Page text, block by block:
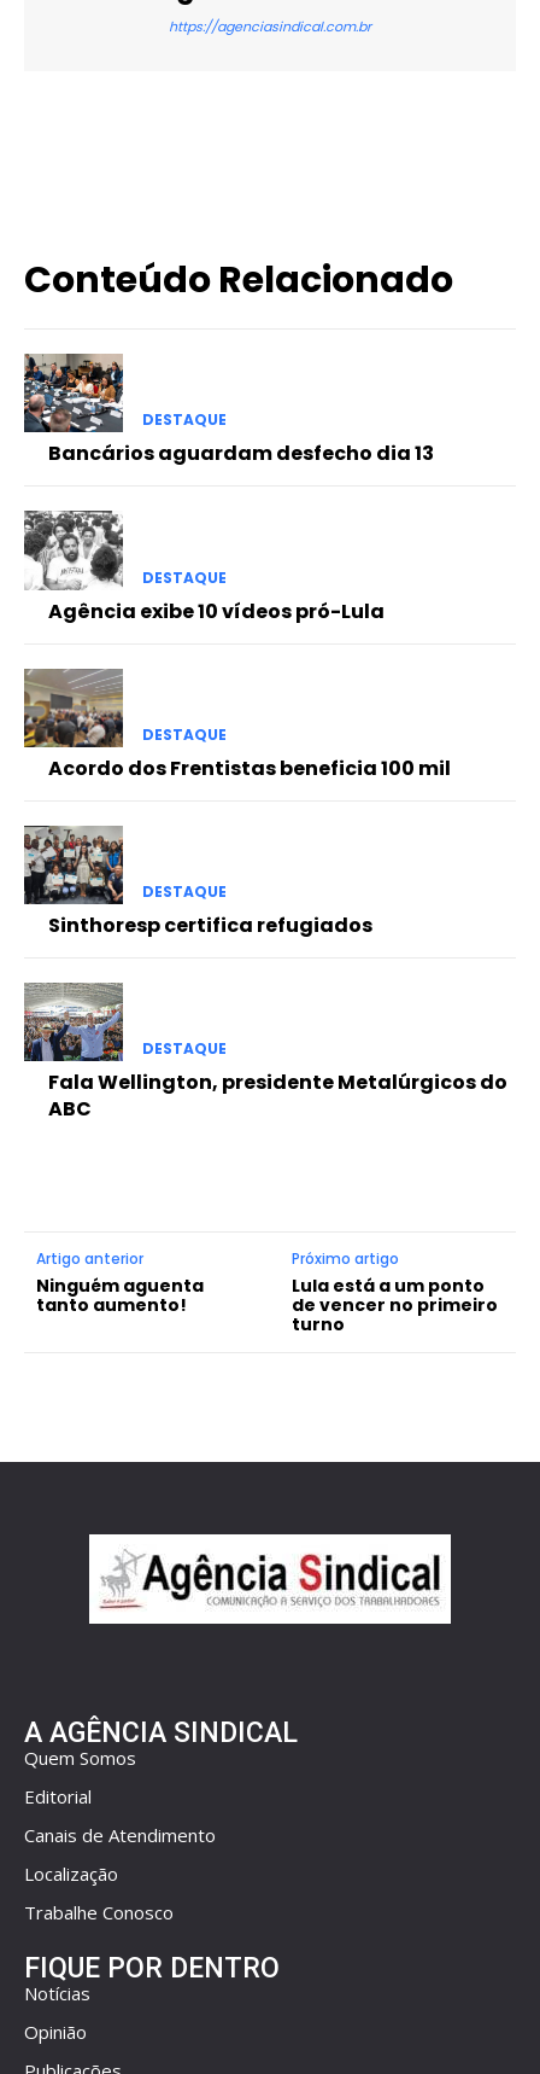
https://agenciasindical.com.br
Conteúdo Relacionado
DESTAQUE
Bancários aguardam desfecho dia 13
DESTAQUE
Agência exibe 10 vídeos pró-Lula
DESTAQUE
Acordo dos Frentistas beneficia 100 mil
DESTAQUE
Sinthoresp certifica refugiados
DESTAQUE
Fala Wellington, presidente Metalúrgicos do
ABC
Artigo anterior
Ninguém aguenta
tanto aumento!
Próximo artigo
Lula está a um ponto
de vencer no primeiro
turno
A AGÊNCIA SINDICAL
Quem Somos
Editorial
Canais de Atendimento
Localização
Trabalhe Conosco
FIQUE POR DENTRO
Notícias
Opinião